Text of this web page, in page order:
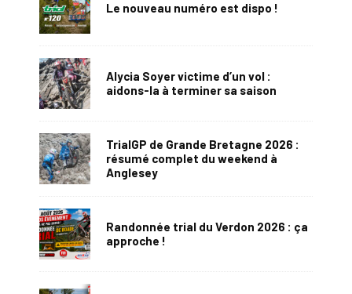
Le nouveau numéro est dispo !
Alycia Soyer victime d’un vol :
aidons-la à terminer sa saison
TrialGP de Grande Bretagne 2026 :
résumé complet du weekend à
Anglesey
Randonnée trial du Verdon 2026 : ça
approche !